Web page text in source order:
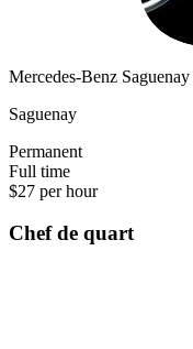
Mercedes-Benz
Saguenay
Permanent
Full time
$27 per hour
Chef de quart